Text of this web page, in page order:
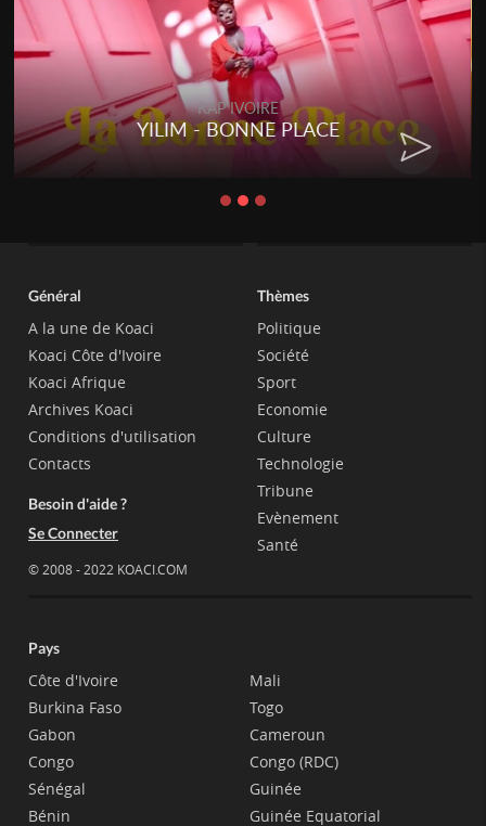
RAP IVOIRE
YILIM - BONNE PLACE
Général
A la une de Koaci
Koaci Côte d'Ivoire
Koaci Afrique
Archives Koaci
Conditions d'utilisation
Contacts
Besoin d'aide ?
Se Connecter
© 2008 - 2022 KOACI.COM
Thèmes
Politique
Société
Sport
Economie
Culture
Technologie
Tribune
Evènement
Santé
Pays
Côte d'Ivoire
Burkina Faso
Gabon
Congo
Sénégal
Bénin
Mali
Togo
Cameroun
Congo (RDC)
Guinée
Guinée Equatorial